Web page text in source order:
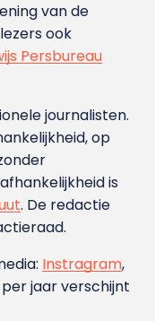
van de
ook
Persbureau
journalisten.
op
is
. De redactie
Instragram,
per jaar verschijnt